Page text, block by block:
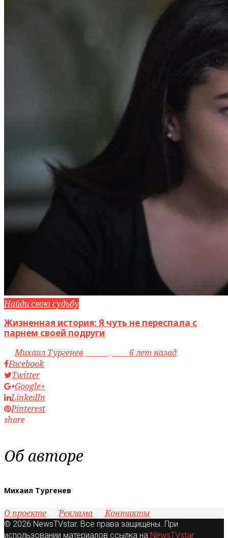
Найди свою судьбу
Жизненная история: Я чуть не переспала с
парнем своей подруги
byМихаил Тургенев
6 лет назад
Facebook
Twitter
Google+
LinkedIn
Pinterest
share
Об авторе
Михаил Тургенев
О проекте Реклама Контакты
© 2026 NewsTVstar. Все права защищены. При
использовании материалов ссылка на NewsTVstar